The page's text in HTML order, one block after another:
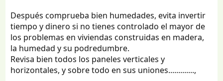
Después comprueba bien humedades, evita invertir
tiempo y dinero si no tienes controlado el mayor de
los problemas en viviendas construidas en madera,
la humedad y su podredumbre.
Revisa bien todos los paneles verticales y
horizontales, y sobre todo en sus uniones.............,